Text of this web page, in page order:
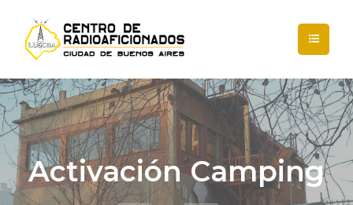
Activación Camping